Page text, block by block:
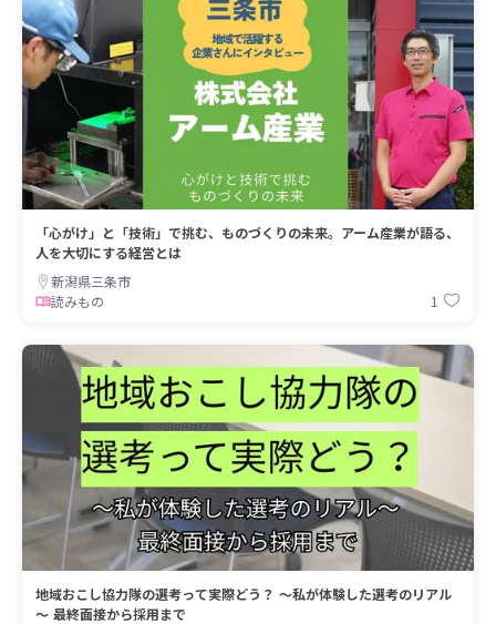
「心がけ」と「技術」で挑む、ものづくりの未来。アーム産業が語る、
人を大切にする経営とは
新潟県三条市
読みもの
1
地域おこし協力隊の選考って実際どう？ ～私が体験した選考のリアル
～ 最終面接から採用まで